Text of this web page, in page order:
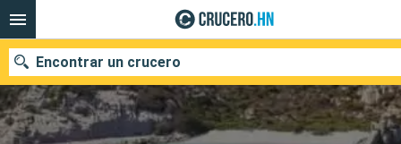
Encontrar un crucero